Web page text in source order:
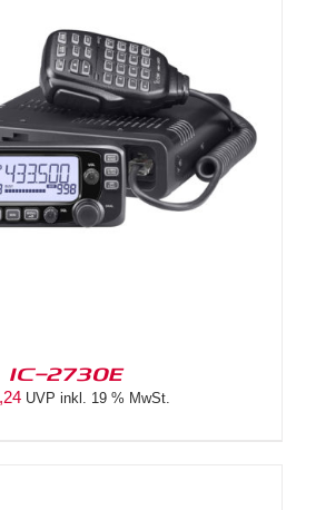
IC-2730E
UVP inkl. 19 % MwSt.